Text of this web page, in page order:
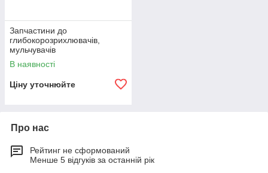
Запчастини до
глибокорозрихлювачів,
мульчувачів
В наявності
Ціну уточнюйте
Про нас
Рейтинг не сформований
Менше 5 відгуків за останній рік